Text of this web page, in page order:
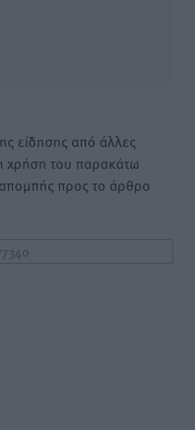
είδησης από άλλες
χρήση του παρακάτω
προς το άρθρο